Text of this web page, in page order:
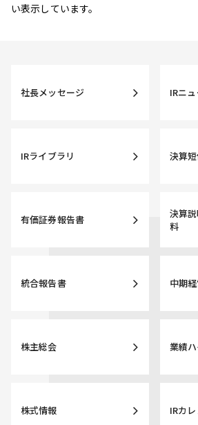
い表示しています。
社長メッセージ IRニ
IRライブラリ 決算
有価証券報告書
決算
料
統合報告書 中期
株主総会 業績
株式情報 IRカ